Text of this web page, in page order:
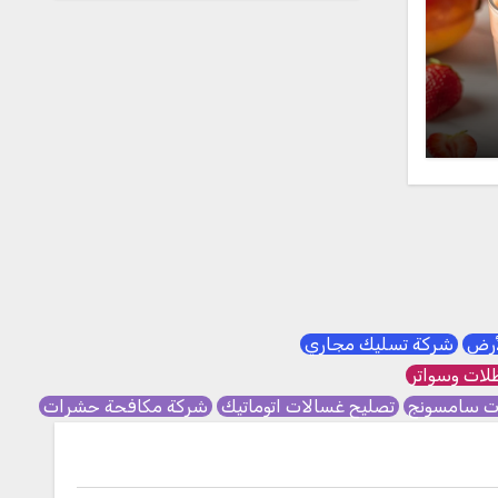
شركة تسليك مجاري
وسواتر
سامسونج تصليح غسالات اتوماتيك شركة مكافحة حشرات